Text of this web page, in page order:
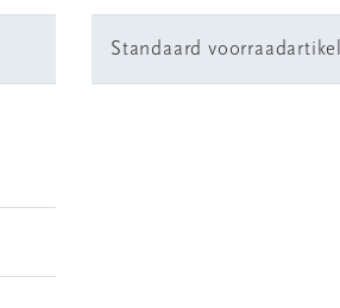
Standaard voorraadartikel